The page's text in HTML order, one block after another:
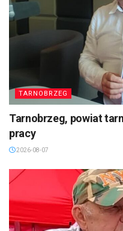
TARNOBRZEG
Tarnobrzeg, powiat
pracy
2026-08-07